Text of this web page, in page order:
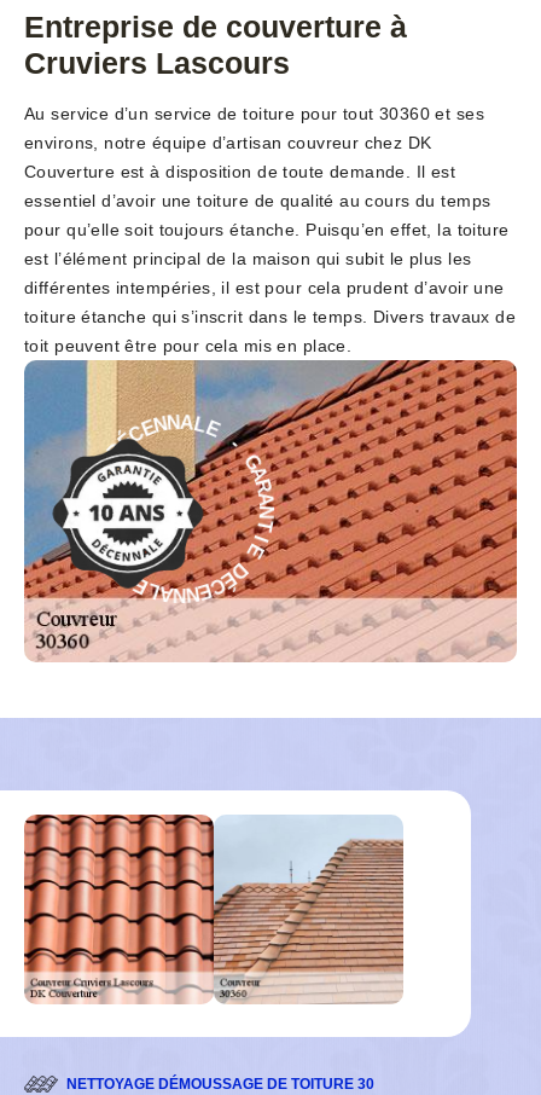
Entreprise de couverture à
Cruviers Lascours
Au service d’un service de toiture pour tout 30360 et ses
environs, notre équipe d’artisan couvreur chez DK
Couverture est à disposition de toute demande. Il est
essentiel d’avoir une toiture de qualité au cours du temps
pour qu’elle soit toujours étanche. Puisqu’en effet, la toiture
est l’élément principal de la maison qui subit le plus les
différentes intempéries, il est pour cela prudent d’avoir une
toiture étanche qui s’inscrit dans le temps. Divers travaux de
toit peuvent être pour cela mis en place.
G
A
R
A
N
T
I
E
D
É
C
E
NNALE - GAR
A
N
T
I
E
D
É
C
E
N
N
A
L
E
-
NETTOYAGE DÉMOUSSAGE DE TOITURE 30